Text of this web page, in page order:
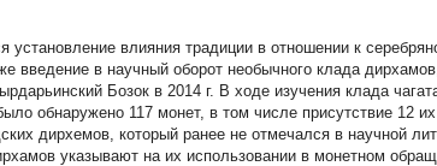
установление влияния традиции в отношении к
введение в научный оборот необычного клада
Бозок в 2014 г. В ходе изучения клада
обнаружено 117 монет, в том числе присутствие 12
дирхемов, который ранее не отмечался в научной
указывают на их использовании в монетном